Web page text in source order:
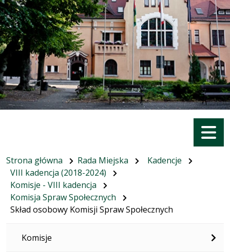
Menu
Strona główna Rada Miejska
Kadencje
VIII kadencja (2018-2024)
Komisje - VIII kadencja
Komisja Spraw Społecznych
Skład osobowy Komisji Spraw Społecznych
Komisje